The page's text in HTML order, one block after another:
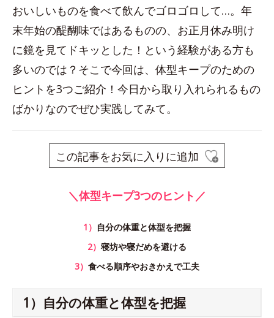
おいしいものを食べて飲んでゴロゴロして…。年
末年始の醍醐味ではあるものの、お正月休み明け
に鏡を見てドキッとした！という経験がある方も
多いのでは？そこで今回は、体型キープのための
ヒントを3つご紹介！今日から取り入れられるもの
ばかりなのでぜひ実践してみて。
この記事をお気に入りに追加
＼体型キープ3つのヒント／
1） 自分の体重と体型を把握
2） 寝坊や寝だめを避ける
3） 食べる順序やおきかえで工夫
1）自分の体重と体型を把握